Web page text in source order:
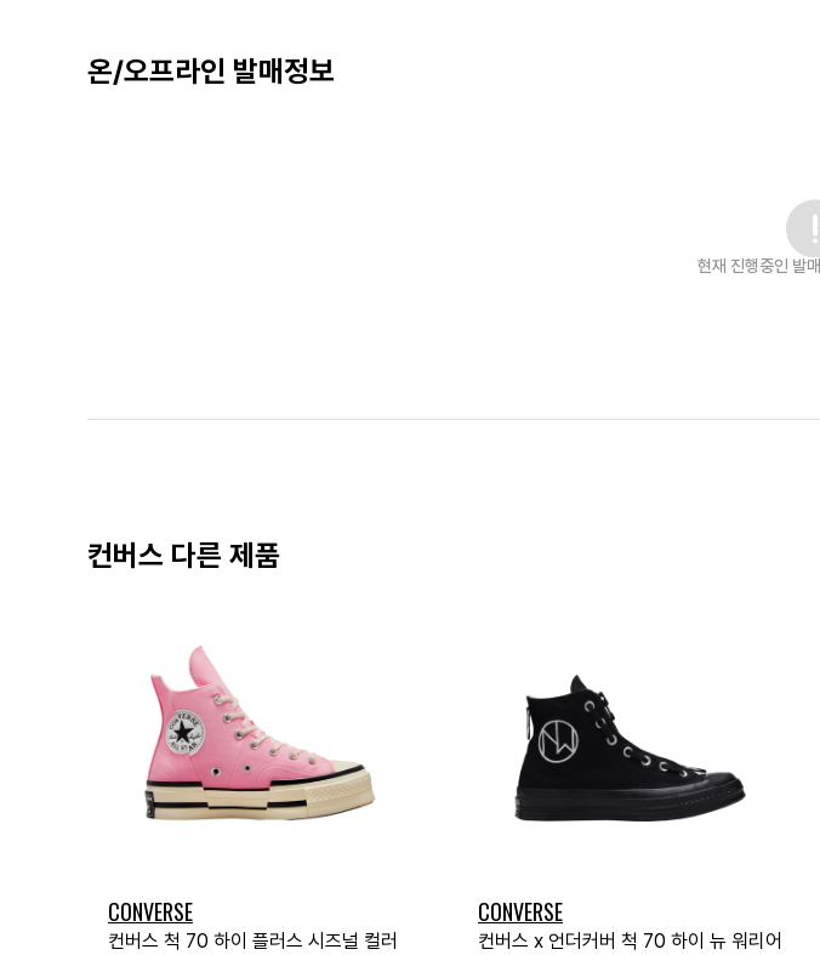
온/오프라인 발매정보
현재 진행중인 발매
컨버스 다른 제품
CONVERSE
컨버스 척 70 하이 플러스 시즈널 컬러
CONVERSE
컨버스 x 언더커버 척 70 하이 뉴 워리어